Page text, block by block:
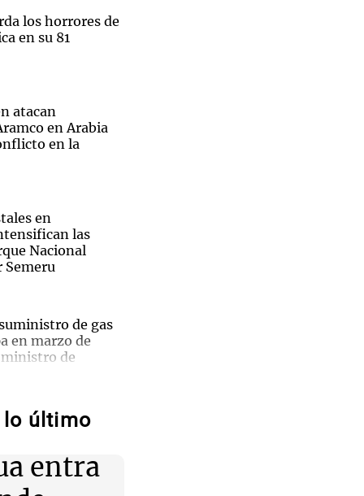
los horrores de
en su 81
atacan
en Arabia
en la
en
las
Nacional
Semeru
de gas
en marzo de
ministro de
cancelados en
lo último
entra
Nahuel
y la